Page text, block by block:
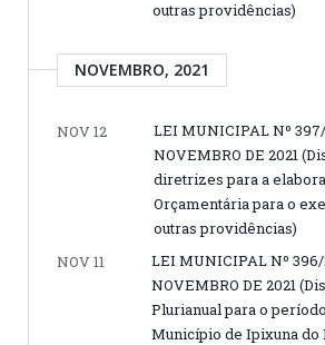
outras providências)
NOVEMBRO, 2021
NOV 12
LEI MUNICIPAL Nº 397/
NOVEMBRO DE 2021
diretrizes para a
Orçamentária para o
outras providências)
NOV 11
LEI MUNICIPAL Nº 396/
NOVEMBRO DE 2021
Plurianual para o
Município de Ipixuna do